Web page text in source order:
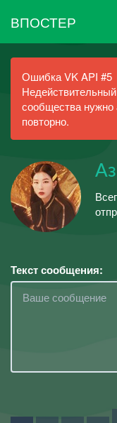
ВПОСТЕР
Ошибка VK API #5
сообщества нужно
повторно.
Текст сообщения: